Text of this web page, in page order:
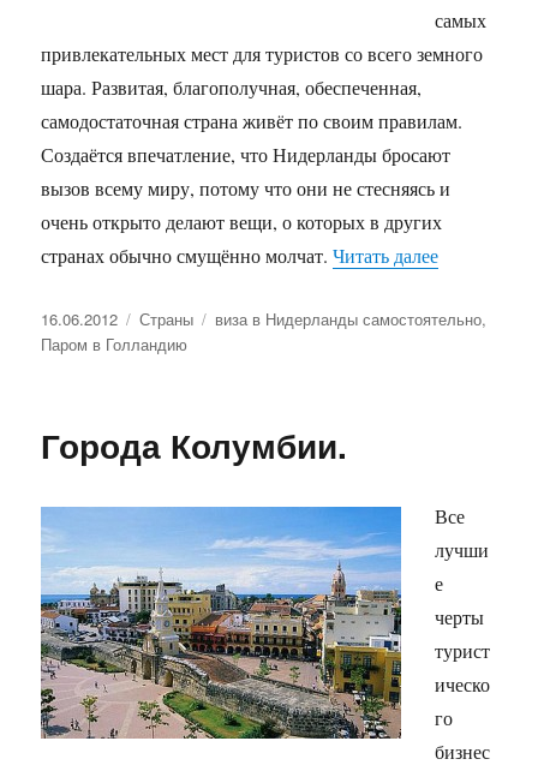
самых
привлекательных мест для туристов со всего земного
шара. Развитая, благополучная, обеспеченная,
самодостаточная страна живёт по своим правилам.
Создаётся впечатление, что Нидерланды бросают
вызов всему миру, потому что они не стесняясь и
очень открыто делают вещи, о которых в других
странах обычно смущённо молчат.Читать далее«Чем
Опубликовано
16.06.2012 Рубрики
Страны Метки
виза в Нидерланды самостоятельно,
Паром в Голландию
Города Колумбии.
Все
лучши
е
черты
турист
ическо
го
бизнес